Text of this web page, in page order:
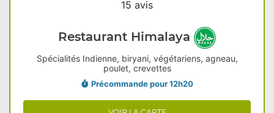
15 avis
Restaurant Himalaya
Spécialités Indienne, biryani, végétariens, agneau,
poulet, crevettes
Précommande pour 12h20